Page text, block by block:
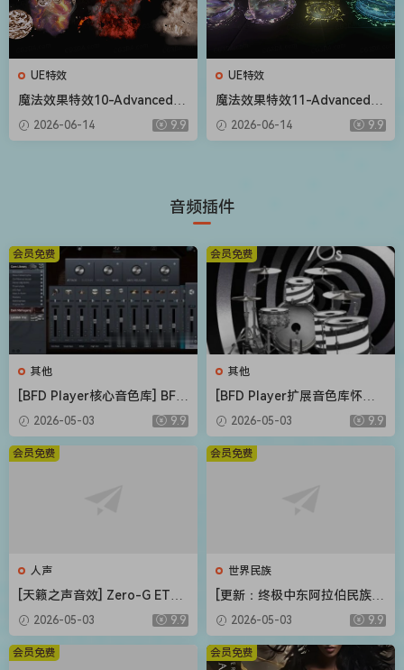
UE特效
魔法效果特效10-Advanced M
agic FX 10
2026-06-14 9.9
UE特效
魔法效果特效11-Advanced M
agic FX 11
2026-06-14 9.9
音频插件
其他
[BFD Player核心音色库] BFD
Drums BFD Player Core Libr
ary v1.0.0.9-R2R（4.72GB）
2026-05-03 9.9
会员免费
其他
[BFD Player扩展音色库怀旧
摇滚] BFD Drums BFD Playe
r Extension London 70s v1.
0.0.13-R2R（2.71GB）
2026-05-03 9.9
会员免费
人声
[天籁之声音效] Zero-G ETHE
RA Gold Odyssey v1.0.2 [KO
NTAKT]（5.23GB）
2026-05-03 9.9
会员免费
世界民族
[更新：终极中东阿拉伯民族管
弦乐音源合集] Strezov Samp
ling Arabian Ethnic Orchestr
a v1.1 [KONTAKT]（57.37G
B）
2026-05-03 9.9
会员免费
会员免费 会员免费